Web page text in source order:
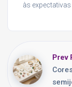
às
Prev